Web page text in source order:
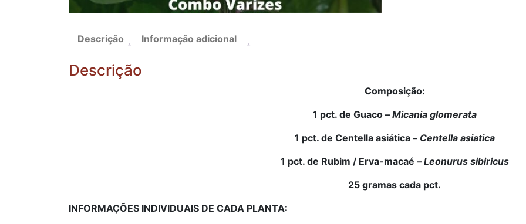
Descrição Informação adicional
Descrição
Composição:
1 pct. de Guaco – Micania glomerata
1 pct. de Centella asiática – Centella asiatica
1 pct. de Rubim / Erva-macaé –Leonurus sibiricus
25 gramas cada pct.
INFORMAÇÕES INDIVIDUAIS DE CADA PLANTA: